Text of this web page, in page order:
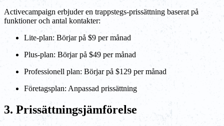
Activecampaign erbjuder en trappstegs-prissättning baserat på
funktioner och antal kontakter:
Lite-plan: Börjar på $9 per månad
Plus-plan: Börjar på $49 per månad
Professionell plan: Börjar på $129 per månad
Företagsplan: Anpassad prissättning
3. Prissättningsjämförelse